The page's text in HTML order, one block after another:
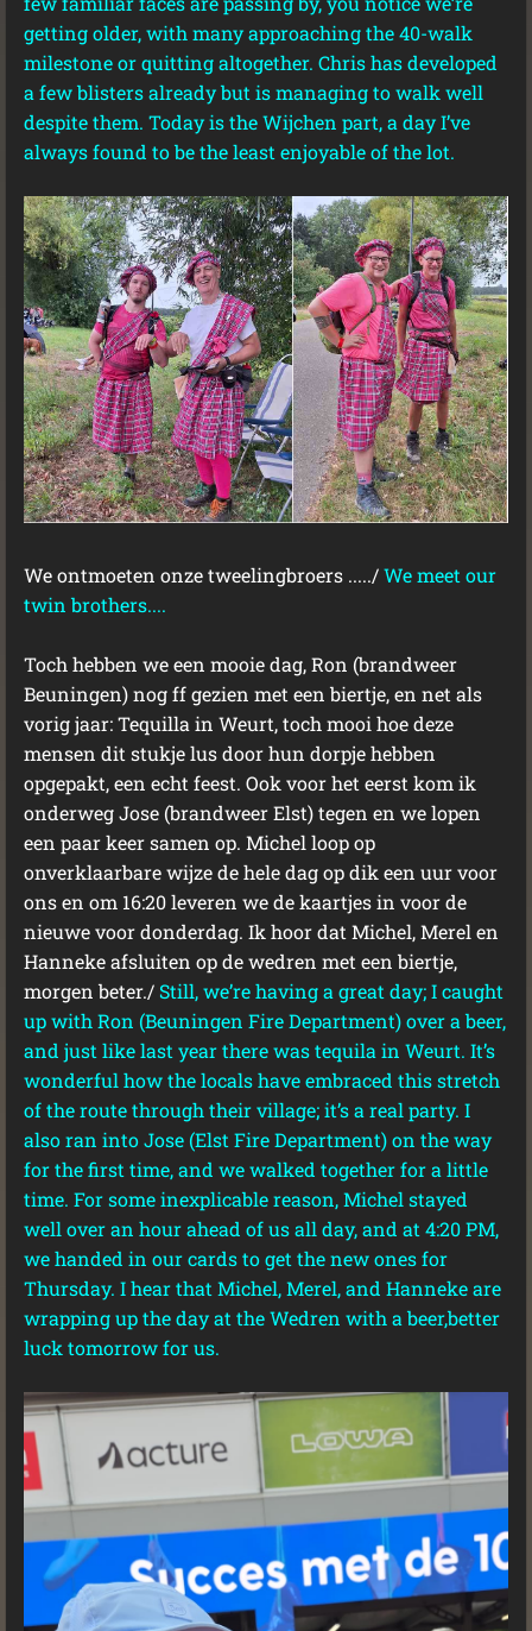
getting older, with many approaching the 40-walk
milestone or quitting altogether. Chris has developed
a few blisters already but is managing to walk well
despite them. Today is the Wijchen part, a day I’ve
always found to be the least enjoyable of the lot.
We ontmoeten onze tweelingbroers ...../We meet our
twin brothers....
Toch hebben we een mooie dag, Ron (brandweer
Beuningen) nog ff gezien met een biertje, en net als
vorig jaar: Tequilla in Weurt, toch mooi hoe deze
mensen dit stukje lus door hun dorpje hebben
opgepakt, een echt feest. Ook voor het eerst kom ik
onderweg Jose (brandweer Elst) tegen en we lopen
een paar keer samen op. Michel loop op
onverklaarbare wijze de hele dag op dik een uur voor
ons en om 16:20 leveren we de kaartjes in voor de
nieuwe voor donderdag. Ik hoor dat Michel, Merel en
Hanneke afsluiten op de wedren met een biertje,
morgen beter./ Still, we’re having a great day; I caught
up with Ron (Beuningen Fire Department) over a beer,
and just like last year there was tequila in Weurt. It’s
wonderful how the locals have embraced this stretch
of the route through their village; it’s a real party. I
also ran into Jose (Elst Fire Department) on the way
for the first time, and we walked together for a little
time. For some inexplicable reason, Michel stayed
well over an hour ahead of us all day, and at 4:20 PM,
we handed in our cards to get the new ones for
Thursday. I hear that Michel, Merel, and Hanneke are
wrapping up the day at the Wedren with a beer,better
luck tomorrow for us.